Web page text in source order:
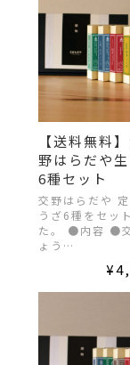
【送料無料
野はらだや
6種セット
交野はらだや
うざ6種をセッ
た。 ●内容 ●
ょう…